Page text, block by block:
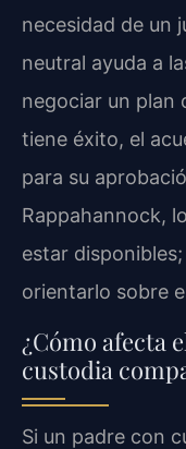
necesidad de un
neutral ayuda a
negociar un plan
tiene éxito, el
para su
Rappahannock,
estar
orientarlo sobre
¿Cómo afecta
custodia
Si un padre con